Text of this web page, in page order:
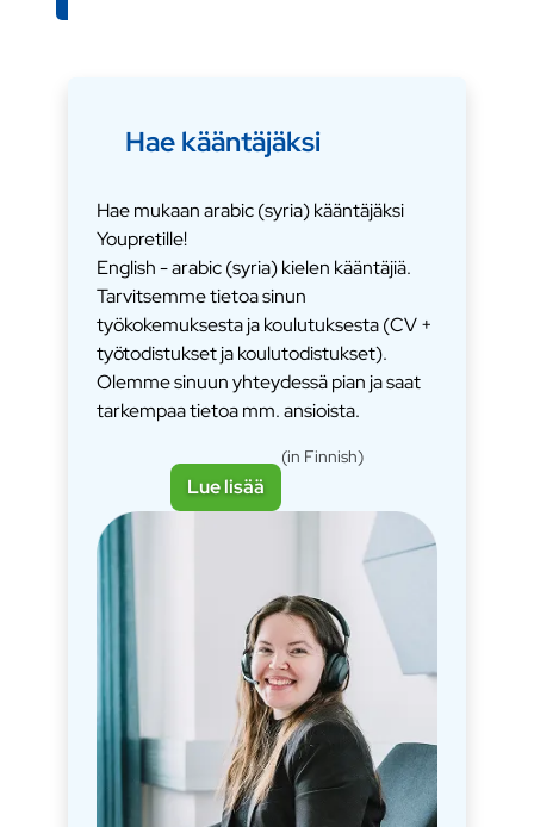
Hae kääntäjäksi
Hae mukaan arabic (syria) kääntäjäksi
Youpretille!
English - arabic (syria) kielen kääntäjiä.
Tarvitsemme tietoa sinun
työkokemuksesta ja koulutuksesta (CV +
työtodistukset ja koulutodistukset).
Olemme sinuun yhteydessä pian ja saat
tarkempaa tietoa mm. ansioista.
Lue lisää
(in Finnish)